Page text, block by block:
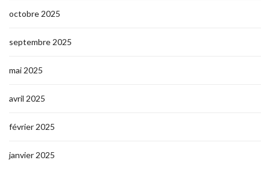
octobre 2025
septembre 2025
mai 2025
avril 2025
février 2025
janvier 2025